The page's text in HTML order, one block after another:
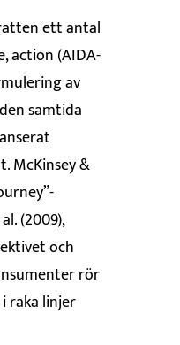
ett antal
action (AIDA-
av
samtida
McKinsey &
(2009),
och
rör
raka linjer